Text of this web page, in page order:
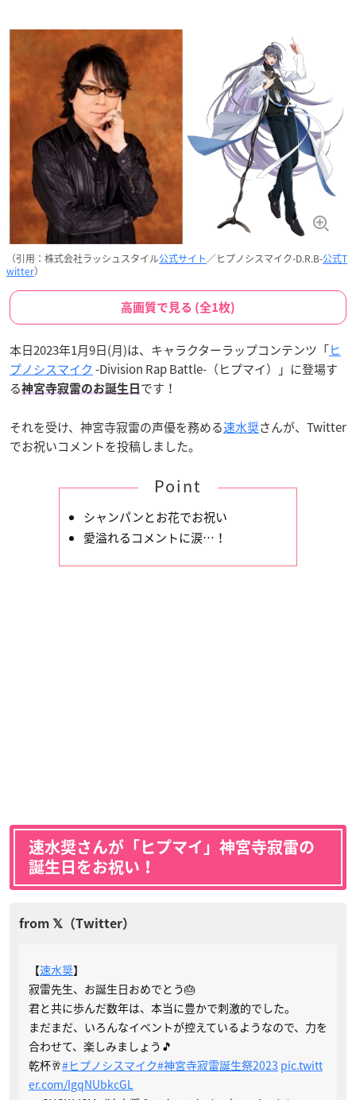
（引用：株式会社ラッシュスタイル公式サイト／ヒプノシスマイク-D.R.B-公式T
witter）
高画質で見る (全1枚)
本日2023年1月9日(月)は、キャラクターラップコンテンツ「ヒ
プノシスマイク -Division Rap Battle-（ヒプマイ）」に登場す
る神宮寺寂雷のお誕生日 です！
それを受け、神宮寺寂雷の声優を務める速水奨さんが、Twitter
でお祝いコメントを投稿しました。
Point
シャンパンとお花でお祝い
愛溢れるコメントに涙…！
速水奨さんが「ヒプマイ」神宮寺寂雷の
誕生日をお祝い！
【速水奨】
寂雷先生、お誕生日おめでとう🎂
君と共に歩んだ数年は、本当に豊かで刺激的でした。
まだまだ、いろんなイベントが控えているようなので、力を
合わせて、楽しみましょう🎵
乾杯🥂#ヒプノシスマイク#神宮寺寂雷誕生祭2023 pic.twitt
er.com/lgqNUbkcGL